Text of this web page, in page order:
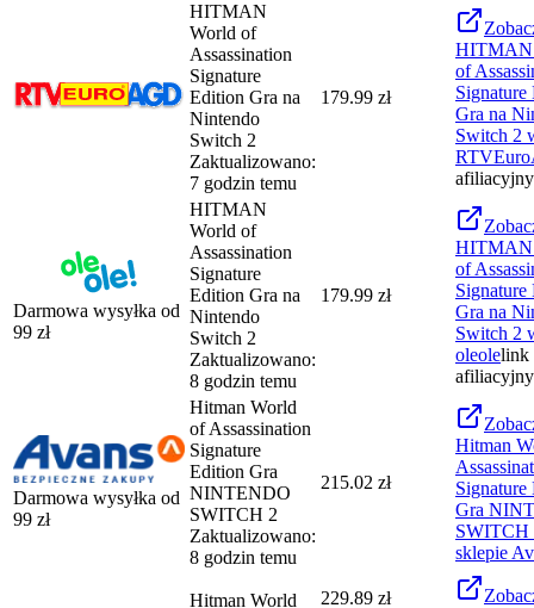
HITMAN
World of
Assassination
Signature
Edition Gra na
Nintendo
Switch 2
Zaktualizowano:
7 godzin temu
179.99 zł
HITMAN
of
Signature
Gra na
Switch 2
afiliacyjny
Darmowa wysyłka od
99 zł
HITMAN
World of
Assassination
Signature
Edition Gra na
Nintendo
Switch 2
Zaktualizowano:
8 godzin temu
179.99 zł
HITMAN
of
Signature
Gra na
Switch 2
oleolelink
afiliacyjny
Darmowa wysyłka od
99 zł
Hitman World
of Assassination
Signature
Edition Gra
NINTENDO
SWITCH 2
Zaktualizowano:
8 godzin temu
215.02 zł
Hitman
Signature
Gra
SWITCH
sklepie
Hitman World 229.89 zł